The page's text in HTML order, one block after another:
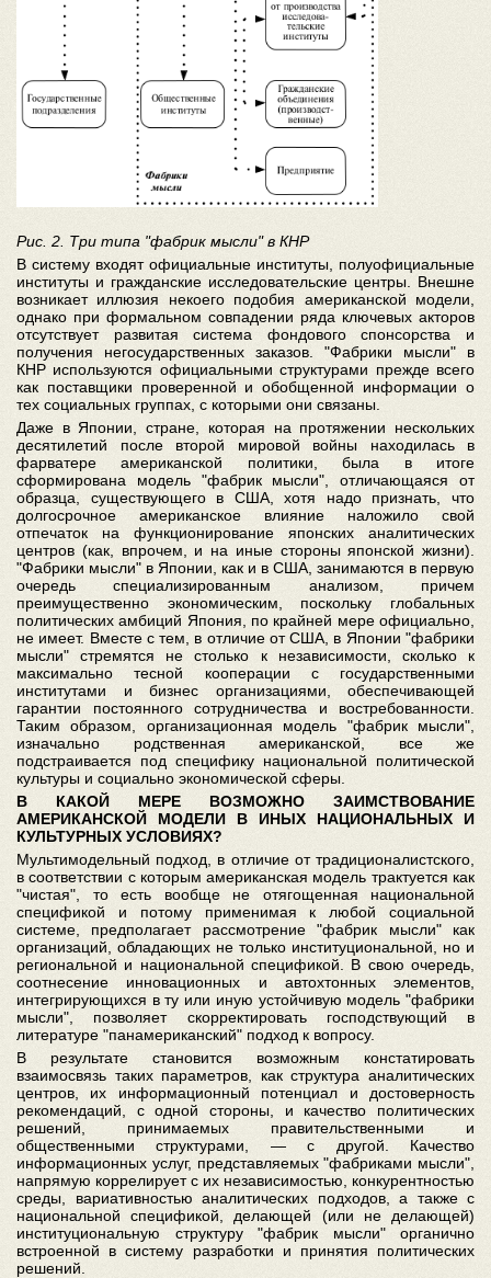
Рис. 2. Три типа "фабрик мысли" в КНР
В систему входят официальные институты, полуофициальные
институты и гражданские исследовательские центры. Внешне
возникает иллюзия некоего подобия американской модели,
однако при формальном совпадении ряда ключевых акторов
отсутствует развитая система фондового спонсорства и
получения негосударственных заказов. "Фабрики мысли" в
КНР используются официальными структурами прежде всего
как поставщики проверенной и обобщенной информации о
тех социальных группах, с которыми они связаны.
Даже в Японии, стране, которая на протяжении нескольких
десятилетий после второй мировой войны находилась в
фарватере американской политики, была в итоге
сформирована модель "фабрик мысли", отличающаяся от
образца, существующего в США, хотя надо признать, что
долгосрочное американское влияние наложило свой
отпечаток на функционирование японских аналитических
центров (как, впрочем, и на иные стороны японской жизни).
"Фабрики мысли" в Японии, как и в США, занимаются в первую
очередь специализированным анализом, причем
преимущественно экономическим, поскольку глобальных
политических амбиций Япония, по крайней мере официально,
не имеет. Вместе с тем, в отличие от США, в Японии "фабрики
мысли" стремятся не столько к независимости, сколько к
максимально тесной кооперации с государственными
институтами и бизнес организациями, обеспечивающей
гарантии постоянного сотрудничества и востребованности.
Таким образом, организационная модель "фабрик мысли",
изначально родственная американской, все же
подстраивается под специфику национальной политической
культуры и социально экономической сферы.
В КАКОЙ МЕРЕ ВОЗМОЖНО ЗАИМСТВОВАНИЕ
АМЕРИКАНСКОЙ МОДЕЛИ В ИНЫХ НАЦИОНАЛЬНЫХ И
КУЛЬТУРНЫХ УСЛОВИЯХ?
Мультимодельный подход, в отличие от традиционалистского,
в соответствии с которым американская модель трактуется как
"чистая", то есть вообще не отягощенная национальной
спецификой и потому применимая к любой социальной
системе, предполагает рассмотрение "фабрик мысли" как
организаций, обладающих не только институциональной, но и
региональной и национальной спецификой. В свою очередь,
соотнесение инновационных и автохтонных элементов,
интегрирующихся в ту или иную устойчивую модель "фабрики
мысли", позволяет скорректировать господствующий в
литературе "панамериканский" подход к вопросу.
В результате становится возможным констатировать
взаимосвязь таких параметров, как структура аналитических
центров, их информационный потенциал и достоверность
рекомендаций, с одной стороны, и качество политических
решений, принимаемых правительственными и
общественными структурами, — с другой. Качество
информационных услуг, представляемых "фабриками мысли",
напрямую коррелирует с их независимостью, конкурентностью
среды, вариативностью аналитических подходов, а также с
национальной спецификой, делающей (или не делающей)
институциональную структуру "фабрик мысли" органично
встроенной в систему разработки и принятия политических
решений.